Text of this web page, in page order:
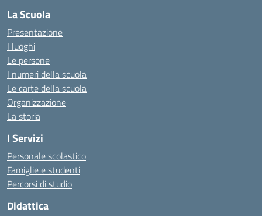
La Scuola
Presentazione
I luoghi
Le persone
I numeri della scuola
Le carte della scuola
Organizzazione
La storia
I Servizi
Personale scolastico
Famiglie e studenti
Percorsi di studio
Didattica